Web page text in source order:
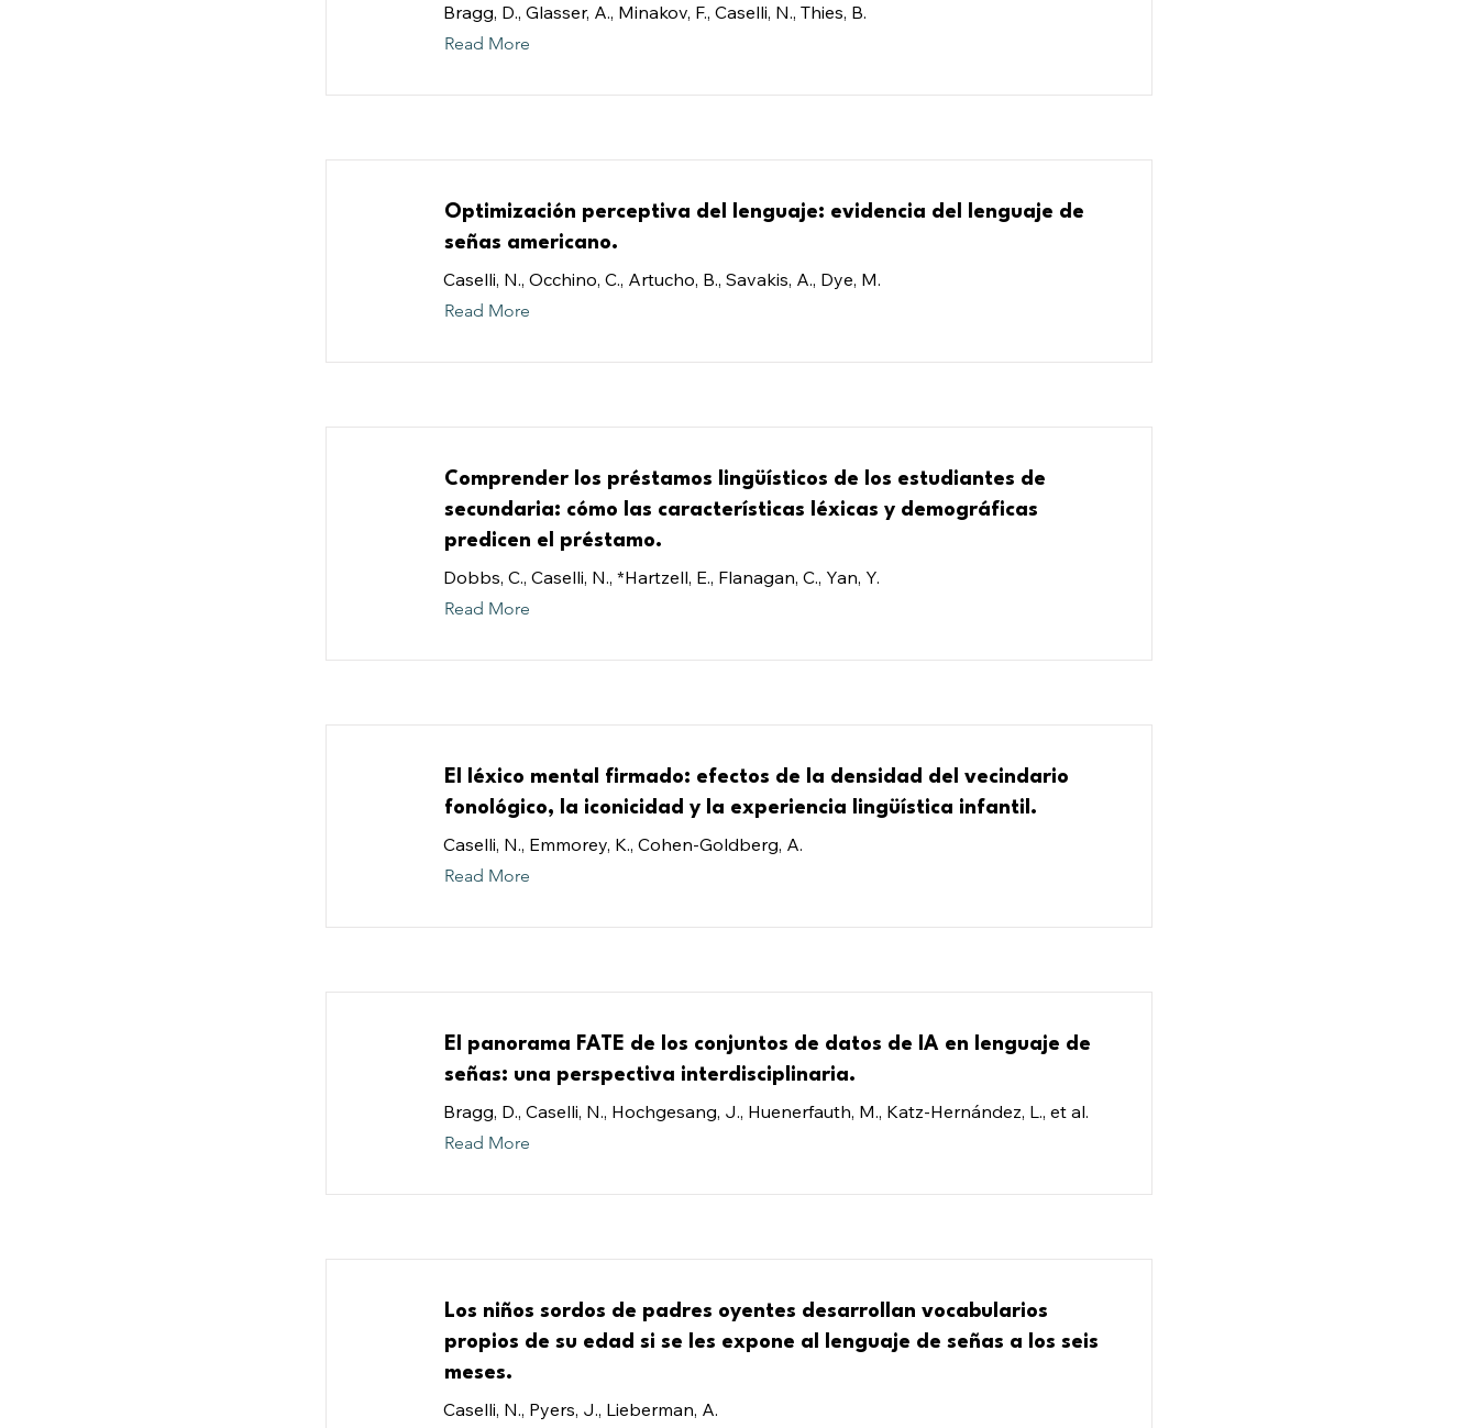
Bragg, D., Glasser, A., Minakov, F., Caselli, N., Thies, B.
Read More
Optimización perceptiva del lenguaje: evidencia del lenguaje de
señas americano.
Caselli, N., Occhino, C., Artucho, B., Savakis, A., Dye, M.
Read More
Comprender los préstamos lingüísticos de los estudiantes de
secundaria: cómo las características léxicas y demográficas
predicen el préstamo.
Dobbs, C., Caselli, N., *Hartzell, E., Flanagan, C., Yan, Y.
Read More
El léxico mental firmado: efectos de la densidad del vecindario
fonológico, la iconicidad y la experiencia lingüística infantil.
Caselli, N., Emmorey, K., Cohen-Goldberg, A.
Read More
El panorama FATE de los conjuntos de datos de IA en lenguaje de
señas: una perspectiva interdisciplinaria.
Bragg, D., Caselli, N., Hochgesang, J., Huenerfauth, M., Katz-Hernández, L., et al.
Read More
Los niños sordos de padres oyentes desarrollan vocabularios
propios de su edad si se les expone al lenguaje de señas a los seis
meses.
Caselli, N., Pyers, J., Lieberman, A.